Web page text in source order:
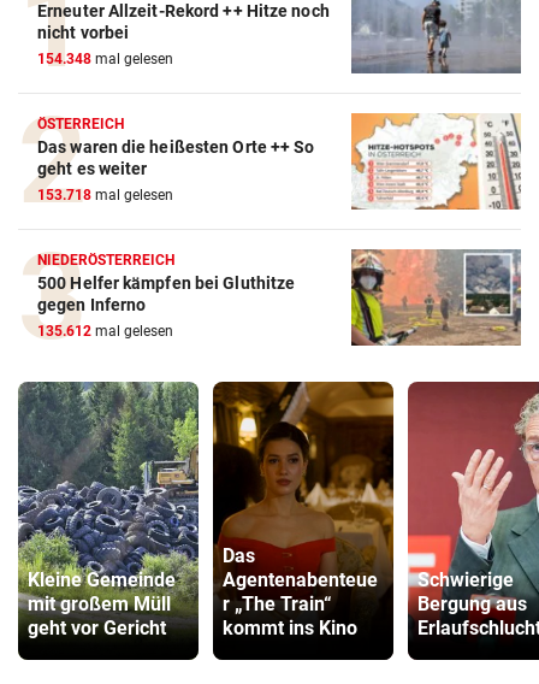
Erneuter Allzeit-Rekord ++ Hitze noch
nicht vorbei
154.348 mal gelesen
ÖSTERREICH
Das waren die heißesten Orte ++ So
geht es weiter
153.718 mal gelesen
NIEDERÖSTERREICH
500 Helfer kämpfen bei Gluthitze
gegen Inferno
135.612 mal gelesen
Kleine Gemeinde
mit großem Müll
geht vor Gericht
Das
Agentenabenteue
r „The Train“
kommt ins Kino
Schwierige
Bergung aus